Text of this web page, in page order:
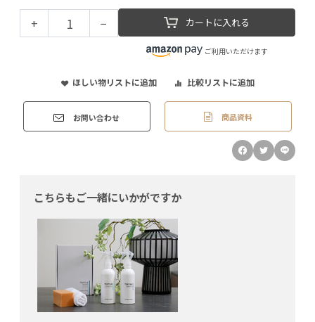
+ − カートに入れる
ご利用いただけます
ほしい物リストに追加 比較リストに追加
お問い合わせ 商品資料
こちらもご一緒にいかがですか